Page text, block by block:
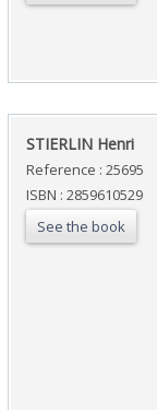
‎STIERLIN Henri‎
Reference : 25695
ISBN : 2859610529
See the book